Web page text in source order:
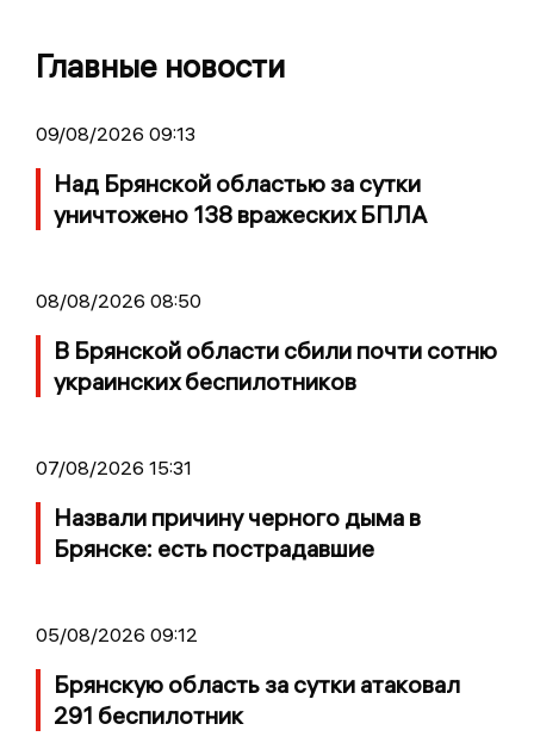
Главные новости
09/08/2026 09:13
Над Брянской областью за сутки
уничтожено 138 вражеских БПЛА
08/08/2026 08:50
В Брянской области сбили почти сотню
украинских беспилотников
07/08/2026 15:31
Назвали причину черного дыма в
Брянске: есть пострадавшие
05/08/2026 09:12
Брянскую область за сутки атаковал
291 беспилотник